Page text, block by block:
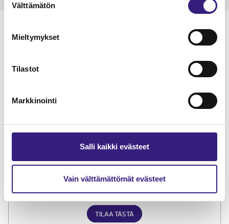
valinta
Välttämätön
Mieltymykset
Tilastot
Markkinointi
Salli kaikki evästeet
Vain välttämättömät evästeet
Tilaa Tilisanomien
lukuoikeus
TILAA TÄSTÄ